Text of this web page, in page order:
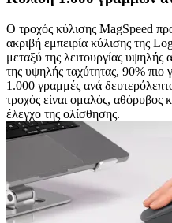
Ο τροχός κύλισης MagSpeed
ακριβή εμπειρία κύλισης της
μεταξύ της λειτουργίας υψηλής
της υψηλής ταχύτητας, 90%
1.000 γραμμές ανά
τροχός είναι ομαλός, αθόρυβος
έλεγχο της ολίσθησης.